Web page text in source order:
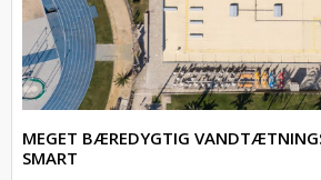
MEGET BÆREDYGTIG
SMART